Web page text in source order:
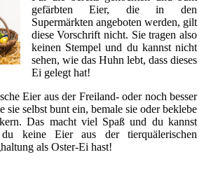
gefärbten Eier, die in den
Supermärkten angeboten werden, gilt
diese Vorschrift nicht. Sie tragen also
keinen Stempel und du kannst nicht
sehen, wie das Huhn lebt, dass dieses
Ei gelegt hat!
Eier aus der Freiland- oder noch besser
sie selbst bunt ein, bemale sie oder beklebe
Das macht viel Spaß und du kannst
keine Eier aus der tierquälerischen
als Oster-Ei hast!